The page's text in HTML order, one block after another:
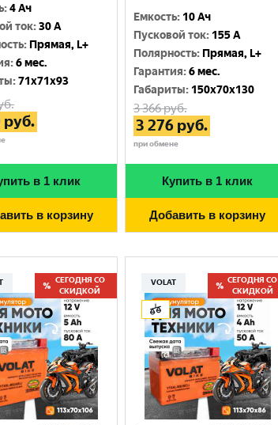
:4 Ач
ток:30 A
: Прямая, L+
:6 мес.
:71x71x93
руб.
в 1 клик
в корзину
Емкость: 10 Ач
Пусковой ток: 155 A
Полярность: Прямая, L+
Гарантия:6 мес.
Габариты: 150x70x130
3 366руб.
3 276руб.
при обмене
Купить в 1 клик
Добавить в корзину
СЕГОДНЯ СО
СКИДКОЙ
VOLAT
СЕГОДНЯ СО
СКИДКОЙ